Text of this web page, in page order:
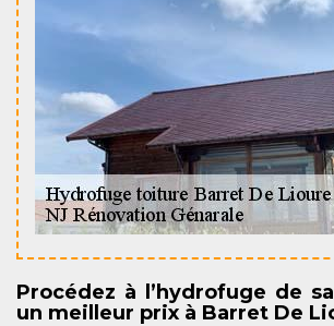
Procédez à l’hydrofuge de
un meilleur prix à Barret De